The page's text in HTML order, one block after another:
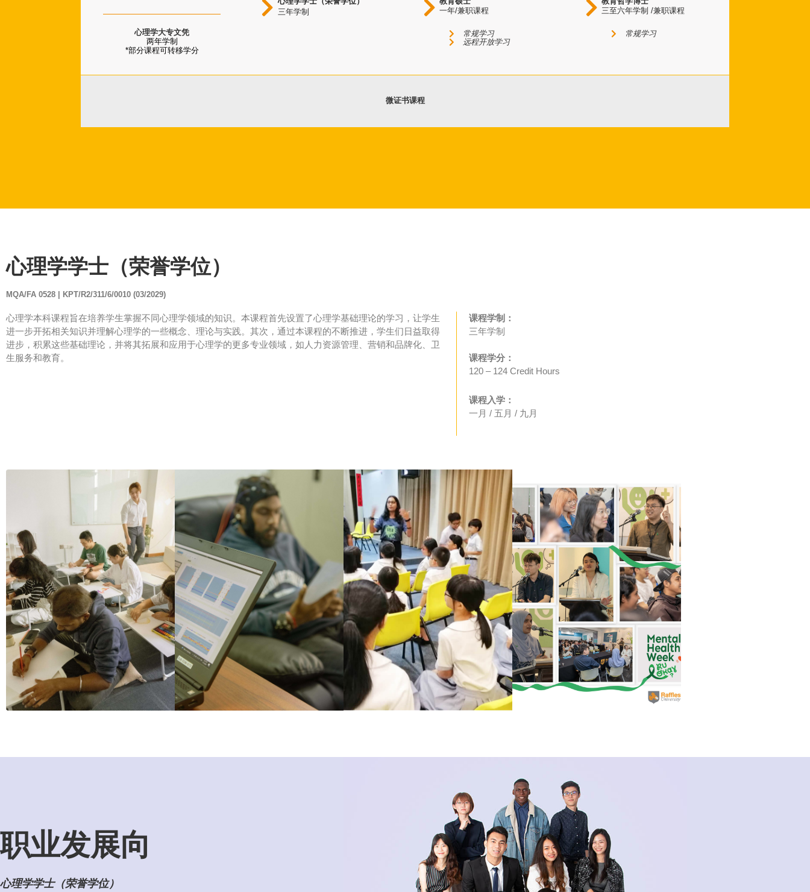
心理学大专文凭
两年学制
*部分课程可转移学分
三年学制
一年/兼职课程
常规学习
远程开放学习
三至六年学制 /兼职课程
常规学习
微证书课程
心理学学士（荣誉学位）
MQA/FA 0528 | KPT/R2/311/6/0010 (03/2029)
心理学本科课程旨在培养学生掌握不同心理学领域的知识。本课程首先设置了心理学基础理论的学习，让学生
进一步开拓相关知识并理解心理学的一些概念、理论与实践。其次，通过本课程的不断推进，学生们日益取得
进步，积累这些基础理论，并将其拓展和应用于心理学的更多专业领域，如人力资源管理、营销和品牌化、卫
生服务和教育。
课程学制：
三年学制
课程学分：
120 – 124 Credit Hours
课程入学：
一月 / 五月 / 九月
职业发展向
心理学学士（荣誉学位）